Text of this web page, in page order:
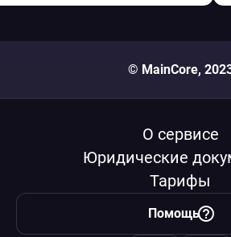
© MainCore,
О сервисе
Юридические
Тарифы
Помощь